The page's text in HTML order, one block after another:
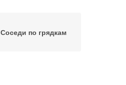
Соседи по грядкам